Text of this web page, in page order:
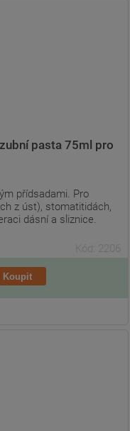
pasta 75ml pro
přídsadami. Pro
z úst), stomatitidách,
dásní a sliznice.
Kód: 2206